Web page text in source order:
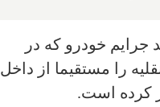
خودرو که در
را مستقیما از داخل
کرده است.